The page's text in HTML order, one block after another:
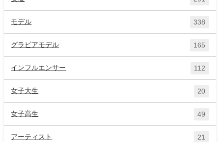
モデル 338
グラビアモデル 165
インフルエンサー 112
女子大生 20
女子高生 49
アーティスト 21